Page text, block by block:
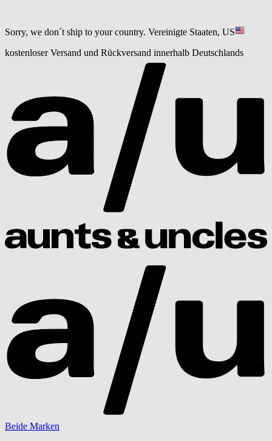
Sorry, we don´t ship to your country. Vereinigte Staaten, US
kostenloser Versand und Rückversand innerhalb Deutschlands
Beide Marken